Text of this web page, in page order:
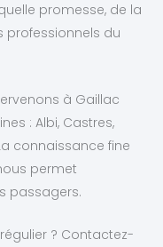
promesse, de la
professionnels du
à Gaillac
: Albi, Castres,
connaissance fine
permet
passagers.
? Contactez-